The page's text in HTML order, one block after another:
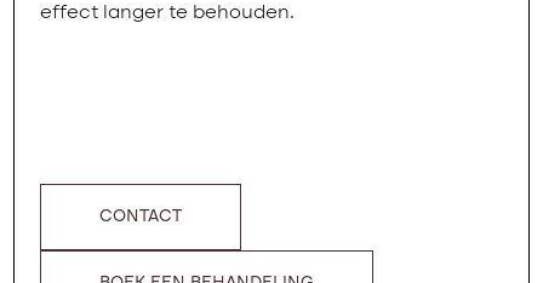
effect langer te behouden.
CONTACT